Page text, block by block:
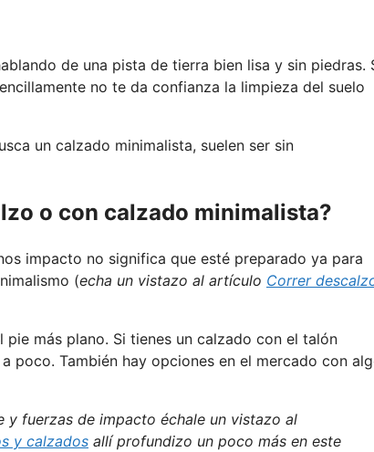
de una pista de tierra bien lisa y sin piedras.
no te da confianza la limpieza del suelo
un calzado minimalista, suelen ser sin
o con calzado minimalista?
impacto no significa que esté preparado ya para
(echa un vistazo al artículo Correr
más plano. Si tienes un calzado con el talón
poco. También hay opciones en el mercado con
y fuerzas de impacto échale un vistazo al
y calzados allí profundizo un poco más en este